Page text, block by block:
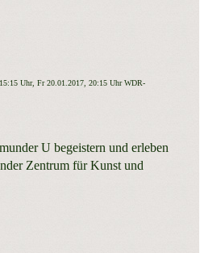
Uhr, Fr 20.01.2017, 20:15 Uhr WDR-
U begeistern und erleben
Zentrum für Kunst und